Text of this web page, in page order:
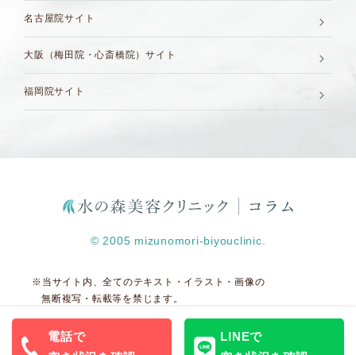
名古屋院サイト
大阪（梅田院・心斎橋院）サイト
福岡院サイト
© 2005 mizunomori-biyouclinic.
※当サイト内、全てのテキスト・イラスト・画像の
無断複写・転載等を禁じます。
電話で
LINEで